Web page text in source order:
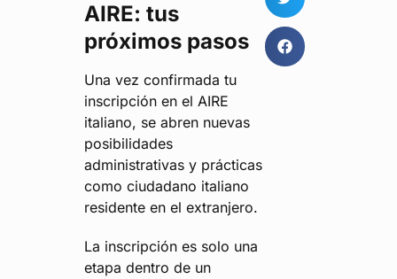
AIRE: tus
próximos pasos
Una vez confirmada tu
inscripción en el AIRE
italiano, se abren nuevas
posibilidades
administrativas y prácticas
como ciudadano italiano
residente en el extranjero.
La inscripción es solo una
etapa dentro de un